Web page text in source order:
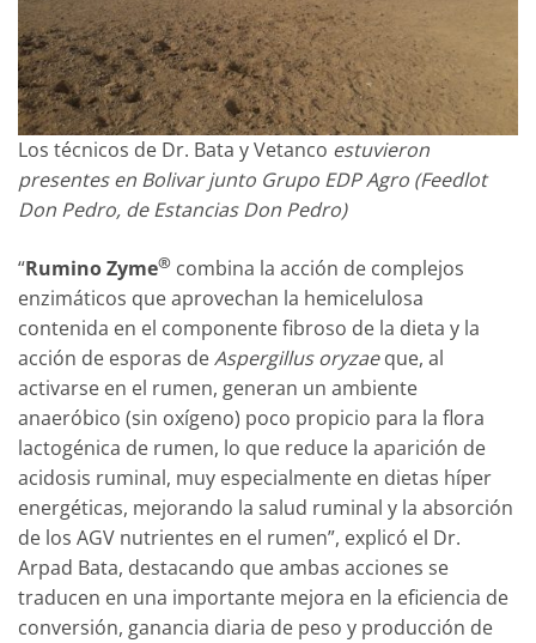
Los técnicos de Dr. Bata y Vetanco estuvieron
presentes en Bolivar junto Grupo EDP Agro (Feedlot
Don Pedro, de Estancias Don Pedro)
“Rumino Zyme® combina la acción de complejos
enzimáticos que aprovechan la hemicelulosa
contenida en el componente fibroso de la dieta y la
acción de esporas deAspergillus oryzaeque, al
activarse en el rumen, generan un ambiente
anaeróbico (sin oxígeno) poco propicio para la flora
lactogénica de rumen, lo que reduce la aparición de
acidosis ruminal, muy especialmente en dietas híper
energéticas, mejorando la salud ruminal y la absorción
de los AGV nutrientes en el rumen”, explicó el Dr.
Arpad Bata, destacando que ambas acciones se
traducen en una importante mejora en la eficiencia de
conversión, ganancia diaria de peso y producción de